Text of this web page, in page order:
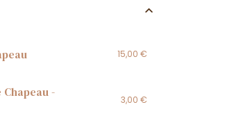
15,00 €
-
3,00 €